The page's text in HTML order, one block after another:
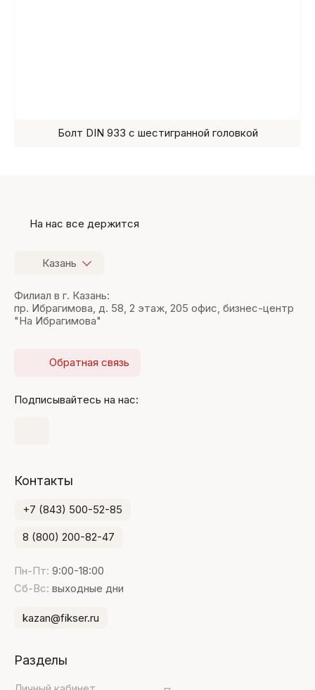
Болт DIN 933 с шестигранной головкой
На нас все держится
Казань
Филиал в г. Казань:
пр. Ибрагимова, д. 58, 2 этаж, 205 офис, бизнес-центр
"На Ибрагимова"
Обратная связь
Подписывайтесь на нас:
Контакты
+7 (843) 500-52-85
8 (800) 200-82-47
Пн-Пт: 9:00-18:00
Сб-Вс: выходные дни
kazan@fikser.ru
Разделы